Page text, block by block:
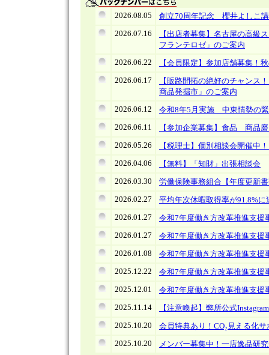
2026.08.05
創立70周年記念 櫻井よしこ
2026.07.16
【出店者募集】名古屋の高級
フランテロゼ」のご案内
2026.06.22
【会員限定】参加店舗募集
2026.06.17
【販路開拓の絶好のチャンス
商品発掘市」のご案内
2026.06.12
令和8年5月実施 中東情勢の
2026.06.11
【参加企業募集】食品 商品
2026.05.26
【税理士】個別相談会開催中
2026.04.06
【無料】「知財」出張相談会
2026.03.30
労働保険事務組合【年度更新
2026.02.27
平均年次休暇取得率が91.8%に
2026.01.27
令和7年度働き方改革推進支援
2026.01.27
令和7年度働き方改革推進支援
2026.01.08
令和7年度働き方改革推進支援
2025.12.22
令和7年度働き方改革推進支援
2025.12.01
令和7年度働き方改革推進支援
2025.11.14
【注意喚起】弊所公式
2025.10.20
会員特典あり！CO₂見える化
2025.10.20
メンバー募集中！一店逸品研